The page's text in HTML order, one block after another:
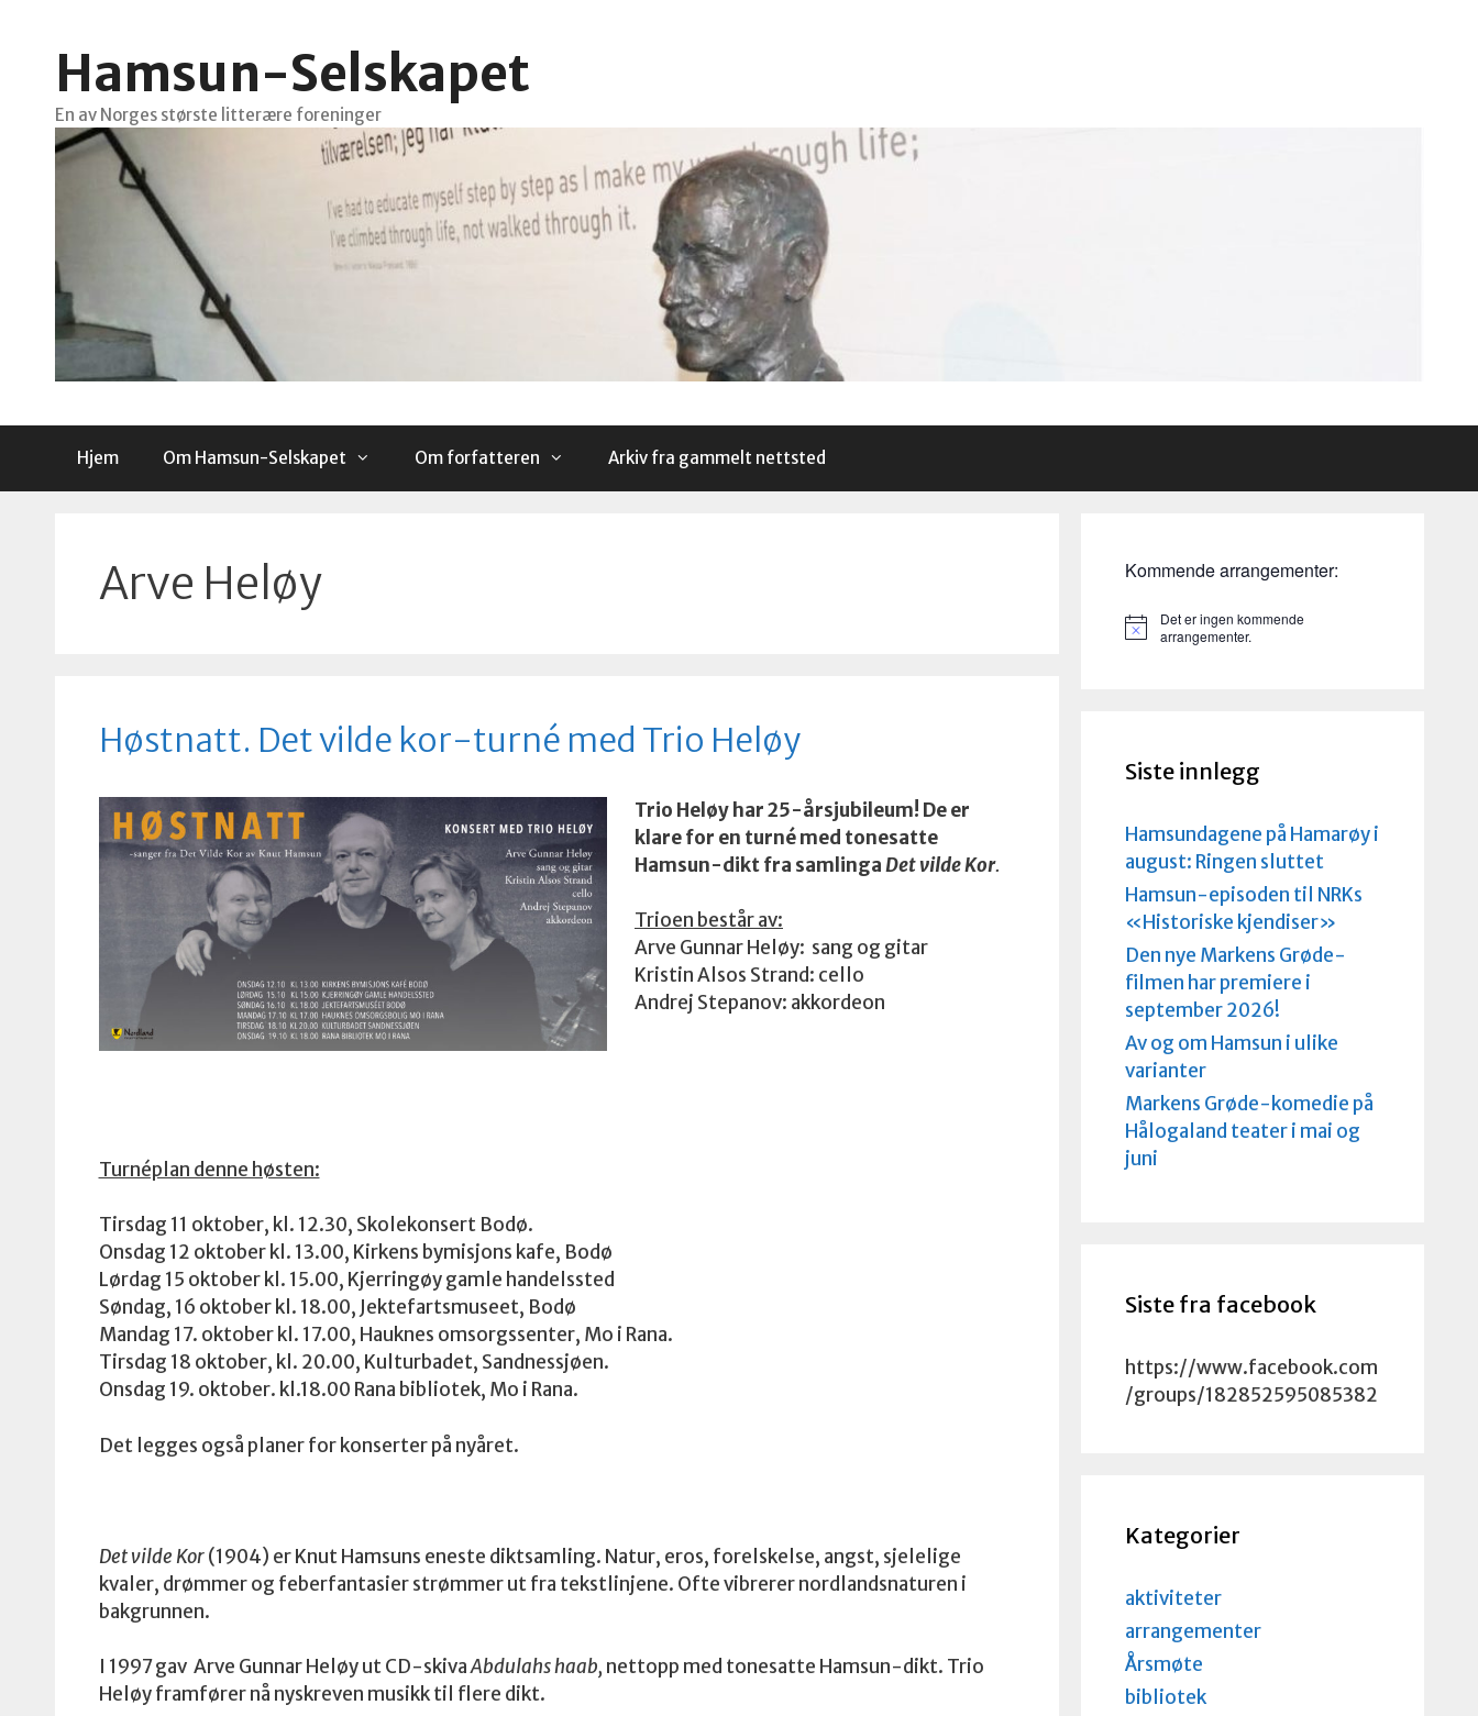
Hamsun-Selskapet
En av Norges største litterære foreninger
Hjem Om Hamsun-Selskapet Om forfatteren Arkiv fra gammelt nettsted
Arve Heløy
Høstnatt. Det vilde kor-turné med Trio Heløy
Trio Heløy har 25-årsjubileum! De er
klare for en turné med tonesatte
Hamsun-dikt fra samlingaDet vilde Kor.
Trioen består av:
Arve Gunnar Heløy: sang og gitar
Kristin Alsos Strand: cello
Andrej Stepanov: akkordeon
Turnéplan denne høsten:
Tirsdag 11 oktober, kl. 12.30, Skolekonsert Bodø.
Onsdag 12 oktober kl. 13.00, Kirkens bymisjons kafe, Bodø
Lørdag 15 oktober kl. 15.00, Kjerringøy gamle handelssted
Søndag, 16 oktober kl. 18.00, Jektefartsmuseet, Bodø
Mandag 17. oktober kl. 17.00, Hauknes omsorgssenter, Mo i Rana.
Tirsdag 18 oktober, kl. 20.00, Kulturbadet, Sandnessjøen.
Onsdag 19. oktober. kl.18.00 Rana bibliotek, Mo i Rana.
Det legges også planer for konserter på nyåret.
Det vilde Kor(1904) er Knut Hamsuns eneste diktsamling. Natur, eros, forelskelse, angst, sjelelige
kvaler, drømmer og feberfantasier strømmer ut fra tekstlinjene. Ofte vibrerer nordlandsnaturen i
bakgrunnen.
I 1997 gav Arve Gunnar Heløy ut CD-skivaAbdulahs haab, nettopp med tonesatte Hamsun-dikt. Trio
Heløy framfører nå nyskreven musikk til flere dikt.
Kommende arrangementer:
M
Det er ingen kommende
arrangementer.
Siste innlegg
Hamsundagene på Hamarøy i
august: Ringen sluttet
Hamsun-episoden til NRKs
«Historiske kjendiser»
Den nye Markens Grøde-
filmen har premiere i
september 2026!
Av og om Hamsun i ulike
varianter
Markens Grøde-komedie på
Hålogaland teater i mai og
juni
Siste fra facebook
https://www.facebook.com
/groups/182852595085382
Kategorier
aktiviteter
arrangementer
Årsmøte
bibliotek